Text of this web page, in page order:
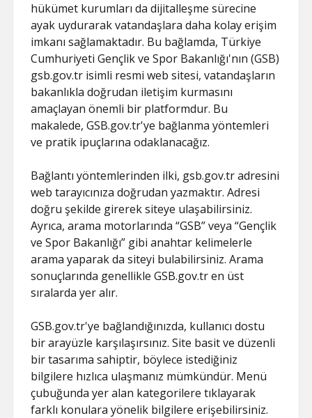
hükümet kurumları da dijitalleşme sürecine
ayak uydurarak vatandaşlara daha kolay erişim
imkanı sağlamaktadır. Bu bağlamda, Türkiye
Cumhuriyeti Gençlik ve Spor Bakanlığı'nın (GSB)
gsb.gov.tr isimli resmi web sitesi, vatandaşların
bakanlıkla doğrudan iletişim kurmasını
amaçlayan önemli bir platformdur. Bu
makalede, GSB.gov.tr'ye bağlanma yöntemleri
ve pratik ipuçlarına odaklanacağız.
Bağlantı yöntemlerinden ilki, gsb.gov.tr adresini
web tarayıcınıza doğrudan yazmaktır. Adresi
doğru şekilde girerek siteye ulaşabilirsiniz.
Ayrıca, arama motorlarında “GSB” veya “Gençlik
ve Spor Bakanlığı” gibi anahtar kelimelerle
arama yaparak da siteyi bulabilirsiniz. Arama
sonuçlarında genellikle GSB.gov.tr en üst
sıralarda yer alır.
GSB.gov.tr'ye bağlandığınızda, kullanıcı dostu
bir arayüzle karşılaşırsınız. Site basit ve düzenli
bir tasarıma sahiptir, böylece istediğiniz
bilgilere hızlıca ulaşmanız mümkündür. Menü
çubuğunda yer alan kategorilere tıklayarak
farklı konulara yönelik bilgilere erişebilirsiniz.